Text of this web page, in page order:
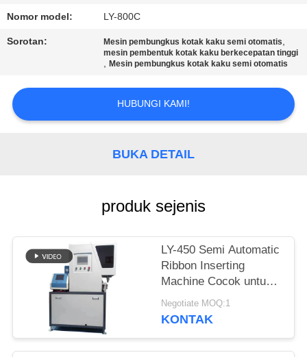
BERITA
SITEMAP
Nomor model: LY-800C
Sorotan: Mesin pembungkus kotak kaku semi otomatis,
mesin pembentuk kotak kaku berkecepatan tinggi
,Mesin pembungkus kotak kaku semi otomatis
HUBUNGI KAMI!
BUKA DETAIL
produk sejenis
LY-450 Semi Automatic
Ribbon Inserting
Machine Cocok untuk
berbagai jenis kotak
Negotiate MOQ:1
KONTAK